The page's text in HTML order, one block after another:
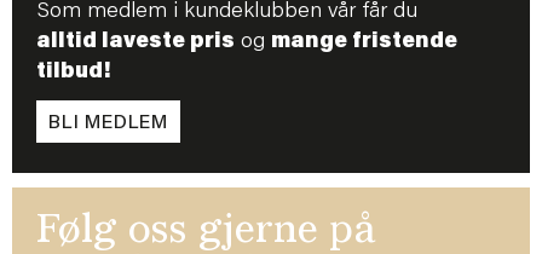
Som medlem i kundeklubben vår får du
alltid laveste pris og mange fristende
tilbud!
BLI MEDLEM
Følg oss gjerne på